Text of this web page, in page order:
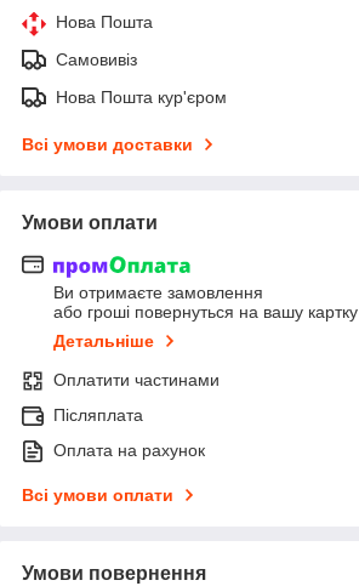
Нова Пошта
Самовивіз
Нова Пошта кур'єром
Всі умови доставки
Умови оплати
Ви отримаєте замовлення
або гроші повернуться на вашу картку
Детальніше
Оплатити частинами
Післяплата
Оплата на рахунок
Всі умови оплати
Умови повернення